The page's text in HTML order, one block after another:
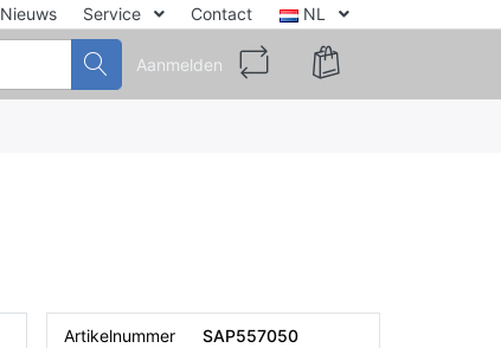
Nieuws Service Contact NL
Aanmelden
Artikelnummer
SAP557050